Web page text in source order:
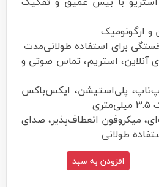
ارگونومیک
برای استفاده طولانی‌مدت
آنلاین، استریم، تماس صوتی و
پلی‌استیشن، ایکس‌باکس
میکروفون انعطاف‌پذیر، صدای
طولانی
افزودن به سبد